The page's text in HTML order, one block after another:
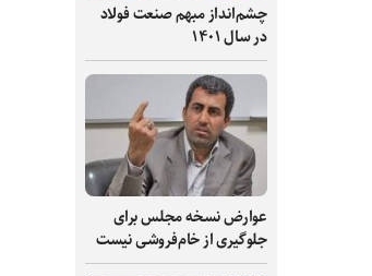
چشم‌انداز مبهم صنعت فولاد
در سال ۱۴۰۱
عوارض نسخه مجلس برای
جلوگیری از خام‌فروشی نیست